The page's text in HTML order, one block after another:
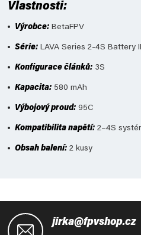
Vlastnosti:
Výrobce: BetaFPV
Série: LAVA Series 2-4S Battery II
Konfigurace článků: 3S
Kapacita: 580 mAh
Výbojový proud: 95C
Kompatibilita napětí: 2–4S
Obsah balení: 2 kusy
jirka@fpvshop.cz